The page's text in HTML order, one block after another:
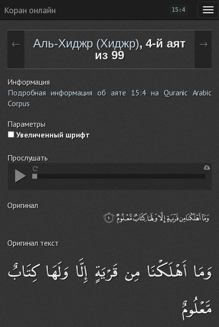
Коран онлайн 15:4
← Аль-Хиджр (Хиджр), 4-й аят
из 99
→
Информация
Подробная информация об аяте 15:4 на Quranic Arabic
Corpus
Параметры
Увеличенный шрифт
Прослушать
Оригинал
Оригинал текст
وَمَا أَهْلَكْنَا مِن قَرْيَةٍ إِلَّا وَلَهَا كِتَابٌ
مَّعْلُومٌ